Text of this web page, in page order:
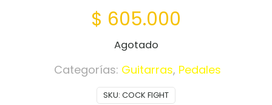
$ 605.000
Agotado
SKU: COCK FIGHT
Categorías: Guitarras, Pedales